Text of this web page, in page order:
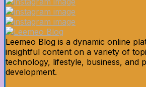
Leemeo Blog is a dynamic online
insightful content on a variety of
technology, lifestyle, business, and
development.